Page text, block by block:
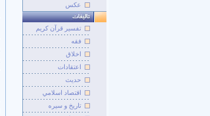
عکس
تفسير قرآن کريم
فقه
اخلاق
اعتقادات
حديث
اقتصاد اسلامي
تاريخ و سيره